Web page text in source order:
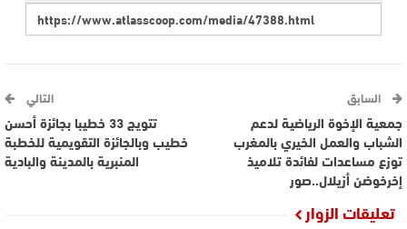
السابق
جمعية الإخوة الرياضية لدعم
الشباب والعمل الخيري بالمغرب
توزع مساعدات لفائدة تلاميذ
إخرخوضن أزيلال..صور
التالي
تتويج 33 خطيبا بجائزة أحسن
خطيب وبالجائزة التقويمية للخطبة
المنبرية بالمدينة والبادية
تعليقات الزوار